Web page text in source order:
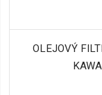
OLEJOVÝ